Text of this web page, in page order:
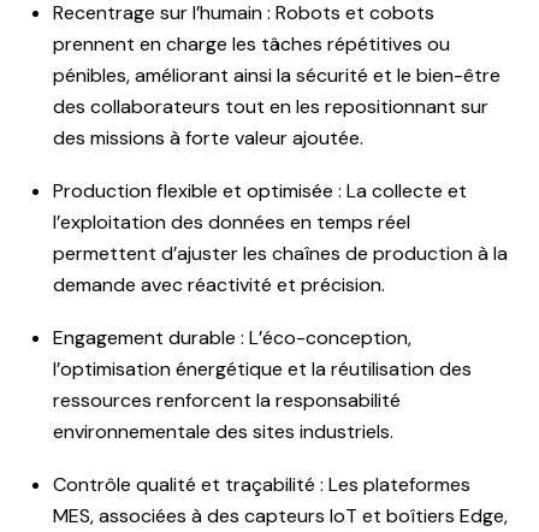
Recentrage sur l’humain : Robots et cobots
prennent en charge les tâches répétitives ou
pénibles, améliorant ainsi la sécurité et le bien-être
des collaborateurs tout en les repositionnant sur
des missions à forte valeur ajoutée.
Production flexible et optimisée : La collecte et
l’exploitation des données en temps réel
permettent d’ajuster les chaînes de production à la
demande avec réactivité et précision.
Engagement durable : L’éco-conception,
l’optimisation énergétique et la réutilisation des
ressources renforcent la responsabilité
environnementale des sites industriels.
Contrôle qualité et traçabilité : Les plateformes
MES, associées à des capteurs IoT et boîtiers Edge,